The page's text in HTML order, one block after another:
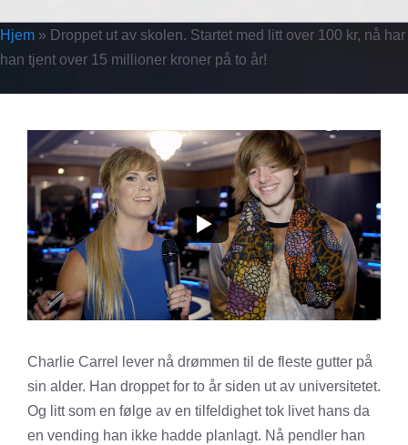
Hjem » Droppet ut av skolen. Startet med litt over 100 kr, nå har
han tjent over 15 millioner kroner på to år!
Charlie Carrel lever nå drømmen til de fleste gutter på
sin alder. Han droppet for to år siden ut av universitetet.
Og litt som en følge av en tilfeldighet tok livet hans da
en vending han ikke hadde planlagt. Nå pendler han